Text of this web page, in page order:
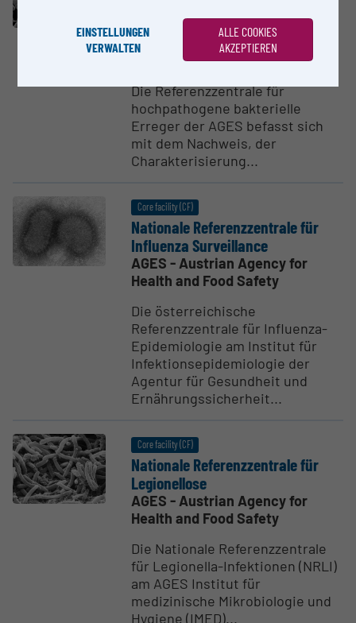
Erreger
AGES - Austrian Agency for
Health and Food Safety
Die Referenzzentrale für
hochpathogene bakterielle
Erreger der AGES befasst sich
mit dem Nachweis, der
Charakterisierung...
Core facility (CF)
Nationale Referenzzen­trale für
Influenza Surveil­lance
AGES - Austrian Agency for
Health and Food Safety
Die österreichische
Referenzzentrale für Influenza-
Epidemiologie am Institut für
Infektionsepidemiologie der
Agentur für Gesundheit und
Ernährungssicherheit...
Core facility (CF)
Nationale Referenzzen­trale für
Legionellose
AGES - Austrian Agency for
Health and Food Safety
Die Nationale Referenzzentrale
für Legionella-Infektionen (NRLI)
am AGES Institut für
medizinische Mikrobiologie und
Hygiene (IMED)...
EINSTELLUNGEN
VERWALTEN
ALLE COOKIES
AKZEPTIEREN